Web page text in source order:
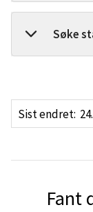
Søke
Sist endret
Fant